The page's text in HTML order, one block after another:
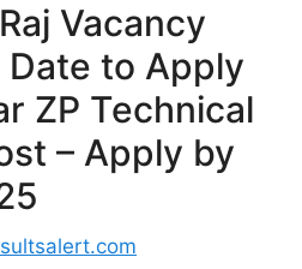
Vacancy
Date to Apply
ZP Technical
– Apply by